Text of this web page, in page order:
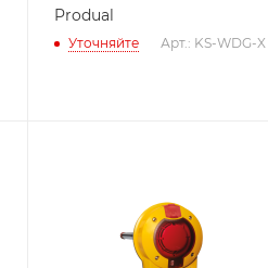
Produal
Уточняйте Арт.: KS-WDG-X